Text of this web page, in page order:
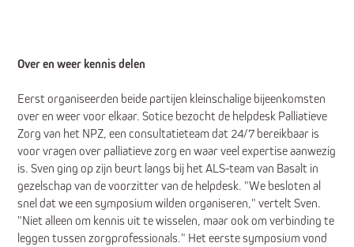
Over en weer kennis delen
Eerst organiseerden beide partijen kleinschalige bijeenkomsten
over en weer voor elkaar. Sotice bezocht de helpdesk Palliatieve
Zorg van het NPZ, een consultatieteam dat 24/7 bereikbaar is
voor vragen over palliatieve zorg en waar veel expertise aanwezig
is. Sven ging op zijn beurt langs bij het ALS-team van Basalt in
gezelschap van de voorzitter van de helpdesk. "We besloten al
snel dat we een symposium wilden organiseren," vertelt Sven.
"Niet alleen om kennis uit te wisselen, maar ook om verbinding te
leggen tussen zorgprofessionals." Het eerste symposium vond